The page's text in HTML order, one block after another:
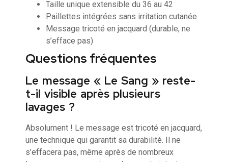
Taille unique extensible du 36 au 42
Paillettes intégrées sans irritation cutanée
Message tricoté en jacquard (durable, ne
s’efface pas)
Questions fréquentes
Le message « Le Sang » reste-
t-il visible après plusieurs
lavages ?
Absolument ! Le message est tricoté en jacquard,
une technique qui garantit sa durabilité. Il ne
s’effacera pas, même après de nombreux